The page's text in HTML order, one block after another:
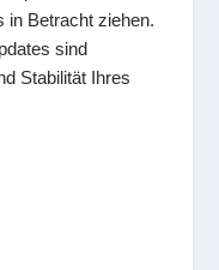
in Betracht ziehen.
sind
Stabilität Ihres